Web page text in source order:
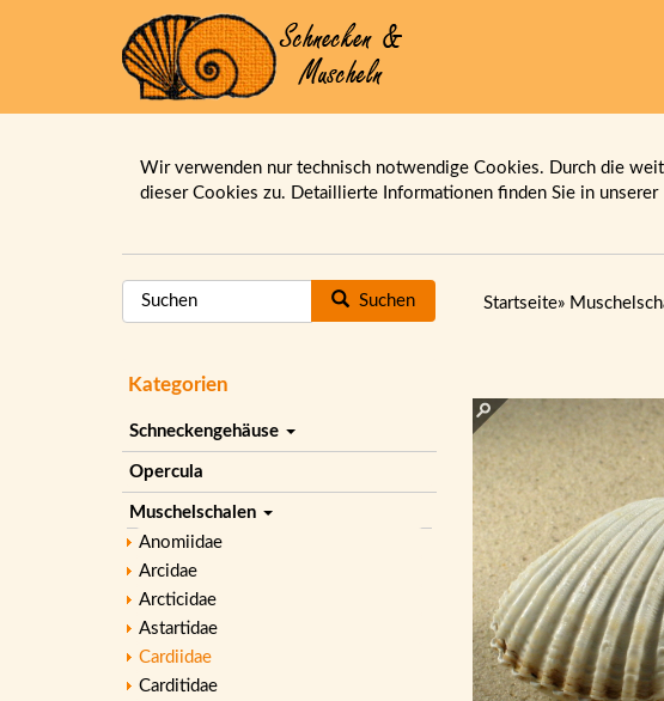
Wir verwenden nur technisch notwendige Cookies. Durch die
dieser Cookies zu. Detaillierte Informationen finden Sie in unserer
Suchen
Kategorien
Schneckengehäuse
Opercula
Muschelschalen
Anomiidae
Arcidae
Arcticidae
Astartidae
Cardiidae
Carditidae
Startseite»